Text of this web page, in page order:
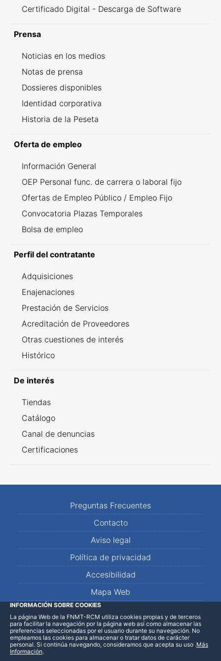
Certificado Digital - Descarga de Software
Prensa
Noticias en los medios
Notas de prensa
Dossieres disponibles
Identidad corporativa
Historia de la Peseta
Oferta de empleo
Información General
OEP Personal func. de carrera o laboral fijo
Ofertas de Empleo Público / Empleo Fijo
Convocatoria Plazas Temporales
Bolsa de empleo
Perfil del contratante
Adquisiciones
Enajenaciones
Prestación de Servicios
Acreditación de Proveedores
Otras cuestiones de interés
Histórico
De interés
Tiendas
Catálogo
Canal de denuncias
Certificaciones
Preguntas Frecuentes
Contacto
Aviso legal
Política de privacidad
Accesibilidad
Mapa Web
LinkedInFacebookWhatsApp
INFORMACIÓN SOBRE COOKIES
La página Web de la FNMT-RCM utiliza cookies propias y de terceros
para facilitar la navegación por la página web así como almacenar las
preferencias seleccionadas por el usuario durante su navegación. No
empleamos las cookies para almacenar o tratar datos de carácter
personal. Si continúa navegando, consideramos que acepta su uso .Más
Información.